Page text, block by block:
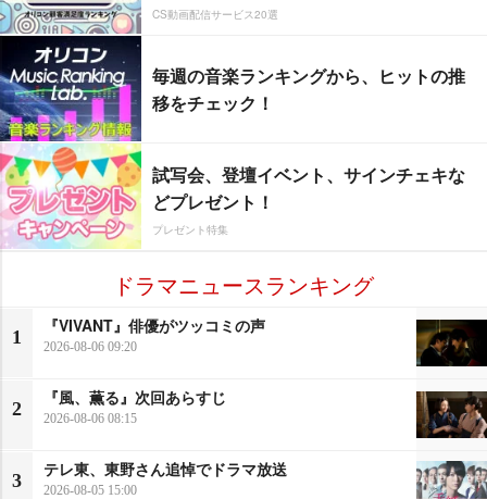
CS動画配信サービス20選
毎週の音楽ランキングから、ヒットの推
移をチェック！
試写会、登壇イベント、サインチェキな
どプレゼント！
プレゼント特集
ドラマニュースランキング
1
『VIVANT』俳優がツッコミの声
2026-08-06 09:20
2
『風、薫る』次回あらすじ
2026-08-06 08:15
3
テレ東、東野さん追悼でドラマ放送
2026-08-05 15:00